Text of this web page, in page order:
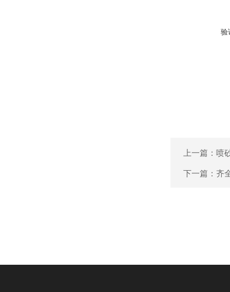
验
上一篇： 喷
下一篇： 齐